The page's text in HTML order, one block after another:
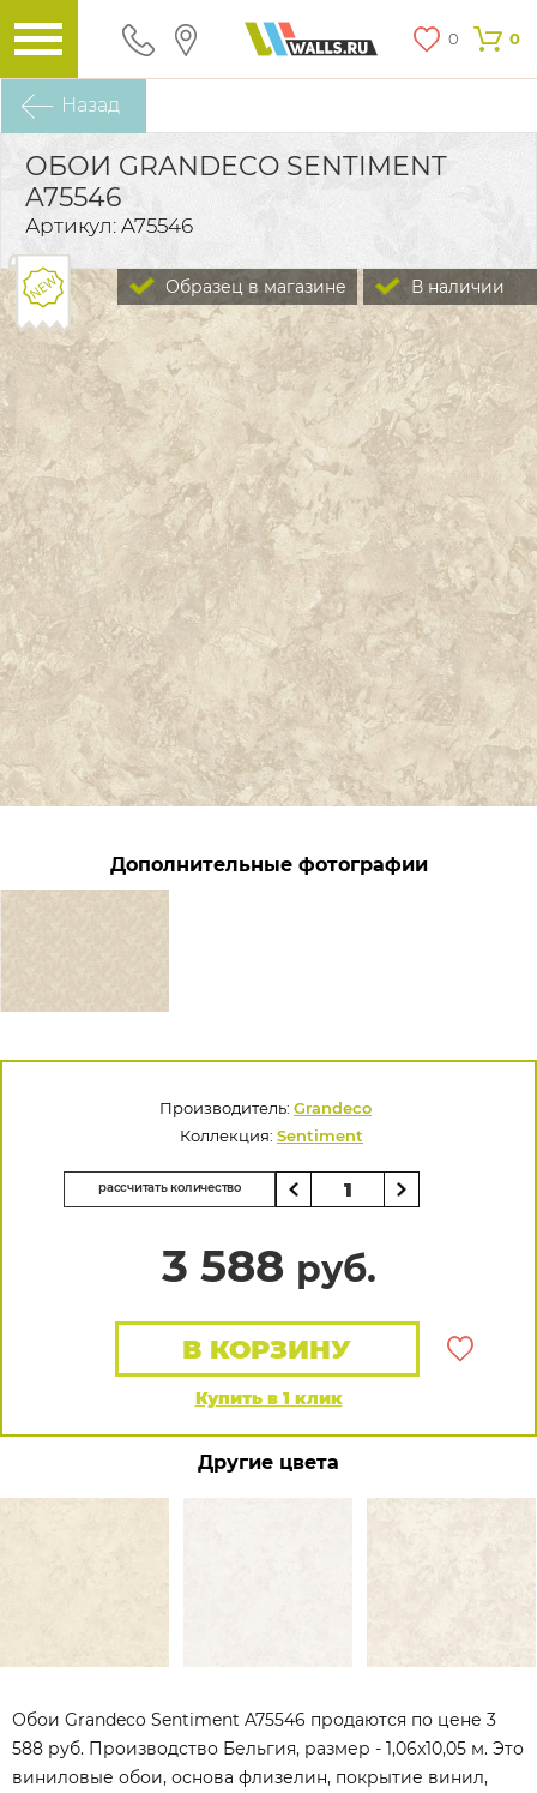
0 0
Назад
ОБОИ GRANDECO SENTIMENT
A75546
Артикул: A75546
В наличии
Образец в магазине
Дополнительные фотографии
Производитель: Grandeco
Коллекция: Sentiment
рассчитать количество
3 588 руб.
Купить в 1 клик
В КОРЗИНУ
Другие цвета
Обои Grandeco Sentiment A75546 продаются по цене 3
588 руб. Производство Бельгия, размер - 1,06x10,05 м. Это
виниловые обои, основа флизелин, покрытие винил,